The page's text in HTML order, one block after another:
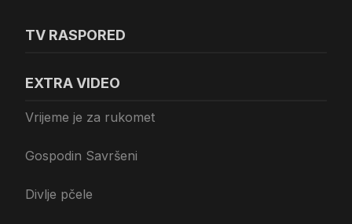
TV RASPORED
EXTRA VIDEO
Vrijeme je za rukomet
Gospodin Savršeni
Divlje pčele